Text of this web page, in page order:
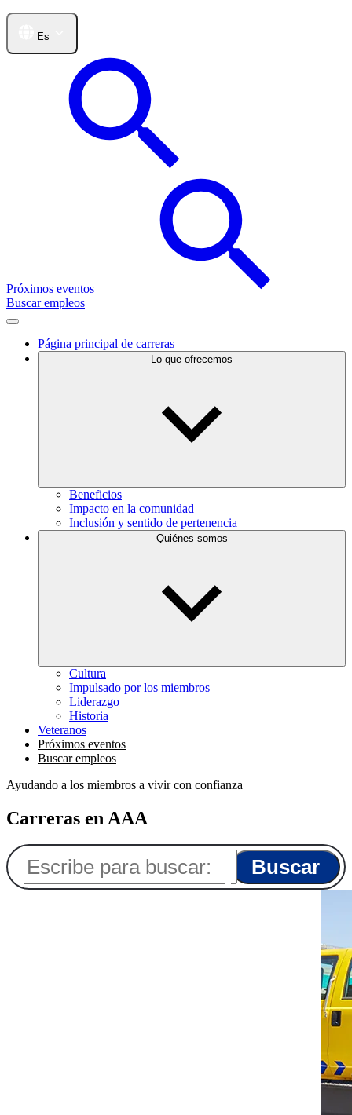
Es
Próximos eventos
Buscar empleos
Página principal de carreras
Lo que ofrecemos
Beneficios
Impacto en la comunidad
Inclusión y sentido de pertenencia
Quiénes somos
Cultura
Impulsado por los miembros
Liderazgo
Historia
Veteranos
Próximos eventos
Buscar empleos
Ayudando a los miembros a vivir con confianza
Carreras en AAA
Buscar